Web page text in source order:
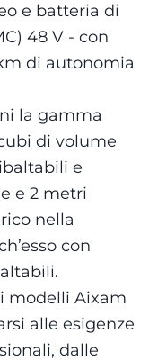
e batteria di
48 V - con
di autonomia
la gamma
di volume
e
e 2 metri
nella
con
modelli Aixam
alle esigenze
dalle